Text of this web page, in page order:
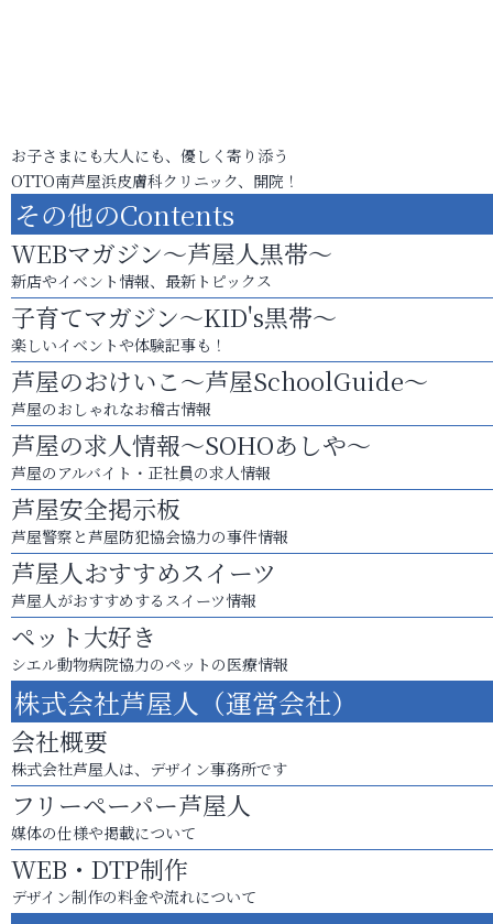
お子さまにも大人にも、優しく寄り添う
OTTO南芦屋浜皮膚科クリニック、開院！
その他のContents
WEBマガジン～芦屋人黒帯～
新店やイベント情報、最新トピックス
子育てマガジン～KID's黒帯～
楽しいイベントや体験記事も！
芦屋のおけいこ～芦屋SchoolGuide～
芦屋のおしゃれなお稽古情報
芦屋の求人情報～SOHOあしや～
芦屋のアルバイト・正社員の求人情報
芦屋安全掲示板
芦屋警察と芦屋防犯協会協力の事件情報
芦屋人おすすめスイーツ
芦屋人がおすすめするスイーツ情報
ペット大好き
シエル動物病院協力のペットの医療情報
株式会社芦屋人（運営会社）
会社概要
株式会社芦屋人は、デザイン事務所です
フリーペーパー芦屋人
媒体の仕様や掲載について
WEB・DTP制作
デザイン制作の料金や流れについて